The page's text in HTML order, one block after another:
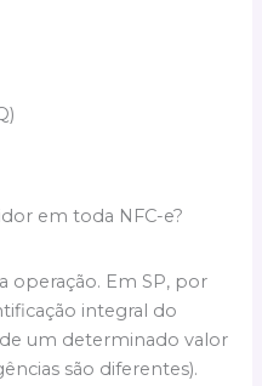
em toda NFC-e?
operação. Em SP, por
integral do
um determinado valor
são diferentes).